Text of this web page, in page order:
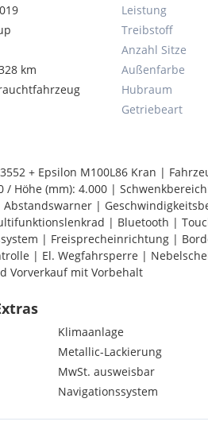
km
Leistung
Treibstoff
Anzahl Sitze
Außenfarbe
Hubraum
Getriebeart
+ Epsilon M100L86 Kran |
/ Höhe (mm): 4.000 |
|
| Bluetooth |
| Freisprecheinrichtung |
| El. Wegfahrsperre |
Vorverkauf mit Vorbehalt
Klimaanlage
Metallic-Lackierung
MwSt. ausweisbar
Navigationssystem